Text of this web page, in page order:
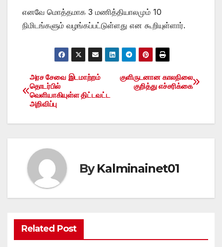
எனவே மொத்தமாக 3 மணித்தியாலமும் 10
நிமிடங்களும் வழங்கப்பட்டுள்ளது என கூறியுள்ளார்.
Post
navigation
குளிருடனான காலநிலை
குறித்து எச்சரிக்கை
அரச சேவை இடமாற்றம்
தொடர்பில்
வெளியாகியுள்ள திட்டவட்ட
அறிவிப்பு
ByKalminainet01
Related Post